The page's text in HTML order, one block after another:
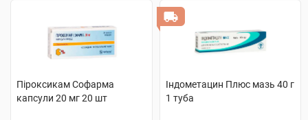
Піроксикам Софарма
капсули 20 мг 20 шт
Індометацин Плюс мазь 40 г
1 туба